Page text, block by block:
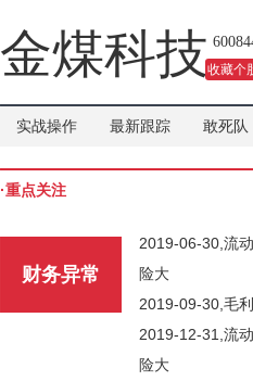
金煤科技收藏个
实战操作 最新跟踪 敢死队
·重点关注
财务异常
2019-06-30,流
险大
2019-09-30,毛
2019-12-31,流
险大